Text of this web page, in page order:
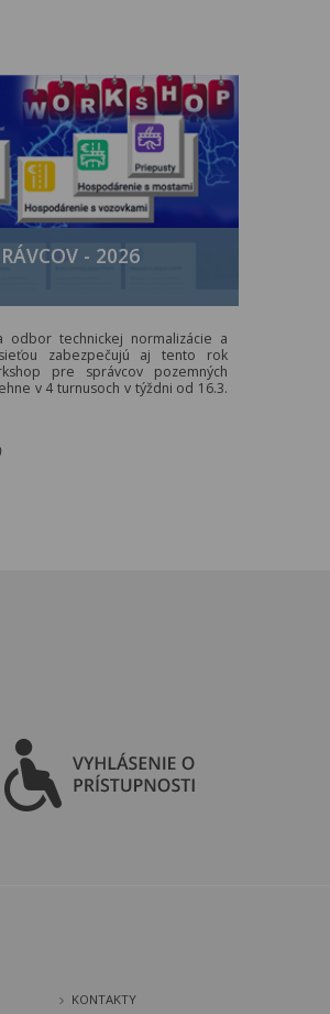
- 2026
odbor technickej normalizácie a
zabezpečujú aj tento rok
pre správcov pozemných
v 4 turnusoch v týždni od 16.3.
KONTAKTY